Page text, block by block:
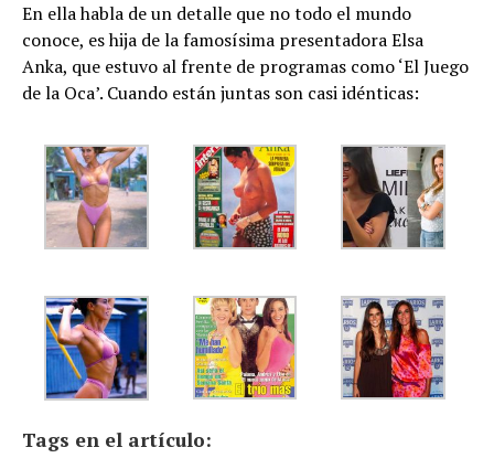
En ella habla de un detalle que no todo el mundo
conoce, es hija de la famosísima presentadora Elsa
Anka, que estuvo al frente de programas como ‘El Juego
de la Oca’. Cuando están juntas son casi idénticas:
Tags en el artículo: